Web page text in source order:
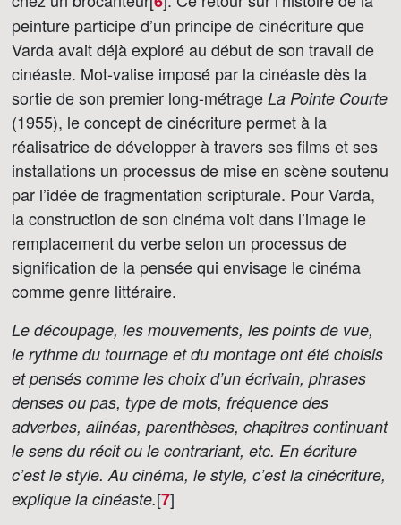
peinture participe d’un principe de cinécriture que
Varda avait déjà exploré au début de son travail de
cinéaste. Mot-valise imposé par la cinéaste dès la
sortie de son premier long-métrage La Pointe Courte
(1955), le concept de cinécriture permet à la
réalisatrice de développer à travers ses films et ses
installations un processus de mise en scène soutenu
par l’idée de fragmentation scripturale. Pour Varda,
la construction de son cinéma voit dans l’image le
remplacement du verbe selon un processus de
signification de la pensée qui envisage le cinéma
comme genre littéraire.
Le découpage, les mouvements, les points de vue,
le rythme du tournage et du montage ont été choisis
et pensés comme les choix d’un écrivain, phrases
denses ou pas, type de mots, fréquence des
adverbes, alinéas, parenthèses, chapitres continuant
le sens du récit ou le contrariant, etc. En écriture
c’est le style. Au cinéma, le style, c’est la cinécriture,
explique la cinéaste.[7]